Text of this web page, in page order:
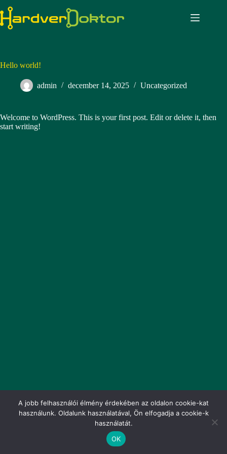
to
content
Hello world!
admin december 14, 2025 Uncategorized
Welcome to WordPress. This is your first post. Edit or delete it, then
start writing!
Copyright © 2026 - HardverDoktor
A jobb felhasználói élmény érdekében az oldalon cookie-kat
használunk. Oldalunk használatával, Ön elfogadja a cookie-k
használatát.
OK